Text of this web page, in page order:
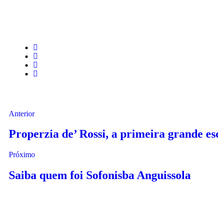
Anterior
Properzia de’ Rossi, a primeira grande
Próximo
Saiba quem foi Sofonisba Anguissola